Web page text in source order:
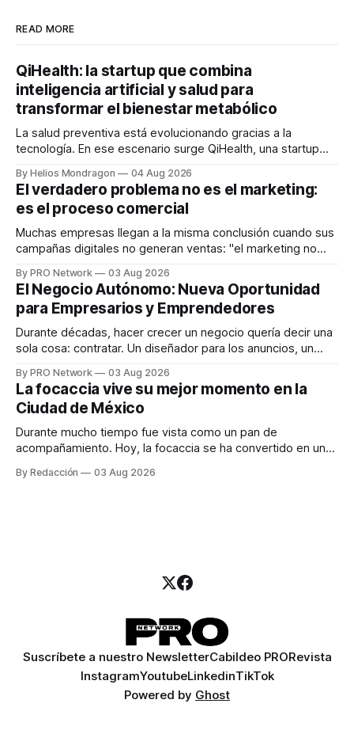
READ MORE
QiHealth: la startup que combina
inteligencia artificial y salud para
transformar el bienestar metabólico
La salud preventiva está evolucionando gracias a la
tecnología. En ese escenario surge QiHealth, una startup
dispositivos inteligentes, inteligencia artificial y monitoreo
en tiempo real para ayudar a las personas a tomar mejores
decisiones sobre su salud metabólica. Su propuesta busca
responder
By Helios Mondragon 04 Aug 2026
El verdadero problema no es el marketing:
es el proceso comercial
Muchas empresas llegan a la misma conclusión cuando sus
campañas digitales no generan ventas: "el marketing no
INTERIUS, el problema suele estar en otro lugar. Durante
una entrevista para el podcast SER PRO, el especialista en
marketing digital explicó que
By PRO Network 03 Aug 2026
El Negocio Autónomo: Nueva Oportunidad
para Empresarios y Emprendedores
Durante décadas, hacer crecer un negocio quería decir una
sola cosa: contratar. Un diseñador para los anuncios, un
para los textos, alguien que supiera de publicidad digital
para encontrar prospectos, un vendedor para atender
llamadas y mensajes, y —con suerte— una persona
By PRO Network 03 Aug 2026
La focaccia vive su mejor momento en la
Ciudad de México
Durante mucho tiempo fue vista como un pan de
acompañamiento. Hoy, la focaccia se ha convertido en uno
artesanal, ingredientes de calidad y experiencias que
By Redacción 03 Aug 2026
Suscríbete a nuestro NewsletterCabildeo PRORevista
InstagramYoutubeLinkedinTikTok
Powered by Ghost